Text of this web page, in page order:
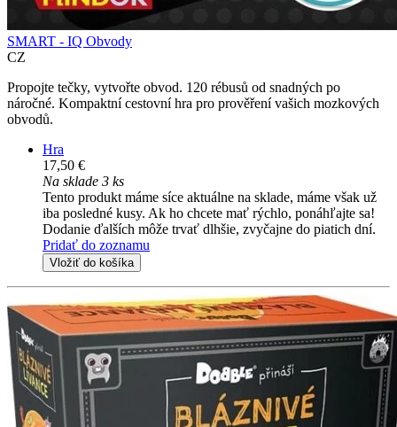
SMART - IQ Obvody
CZ
Propojte tečky, vytvořte obvod. 120 rébusů od snadných po
náročné. Kompaktní cestovní hra pro prověření vašich mozkových
obvodů.
Hra
17,50 €
Na sklade 3 ks
Tento produkt máme síce aktuálne na sklade, máme však už
iba posledné kusy. Ak ho chcete mať rýchlo, ponáhľajte sa!
Dodanie ďalších môže trvať dlhšie, zvyčajne do piatich dní.
Pridať do zoznamu
Vložiť do košíka